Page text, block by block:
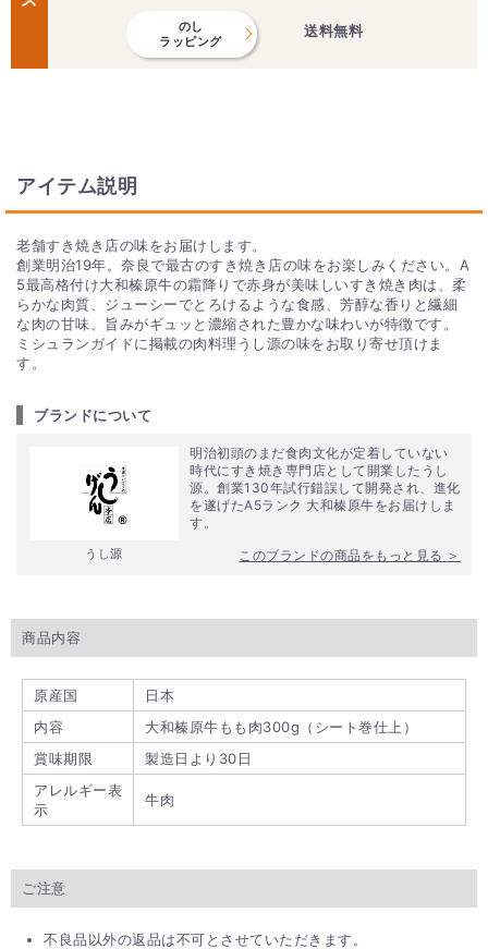
のし
ラッピング
送料無料
アイテム説明
老舗すき焼き店の味をお届けします。
創業明治19年。奈良で最古のすき焼き店の味をお楽しみください。A
5最高格付け大和榛原牛の霜降りで赤身が美味しいすき焼き肉は、柔
らかな肉質、ジューシーでとろけるような食感、芳醇な香りと繊細
な肉の甘味、旨みがギュッと濃縮された豊かな味わいが特徴です。
ミシュランガイドに掲載の肉料理うし源の味をお取り寄せ頂けま
す。
ブランドについて
うし源
明治初頭のまだ食肉文化が定着していない
時代にすき焼き専門店として開業したうし
源。創業130年試行錯誤して開発され、進化
を遂げたA5ランク 大和榛原牛をお届けしま
す。
このブランドの商品をもっと見る ＞
商品内容
原産国
日本
内容
大和榛原牛もも肉300g（シート巻仕上）
賞味期限
製造日より30日
アレルギー表
示
牛肉
ご注意
不良品以外の返品は不可とさせていただきます。